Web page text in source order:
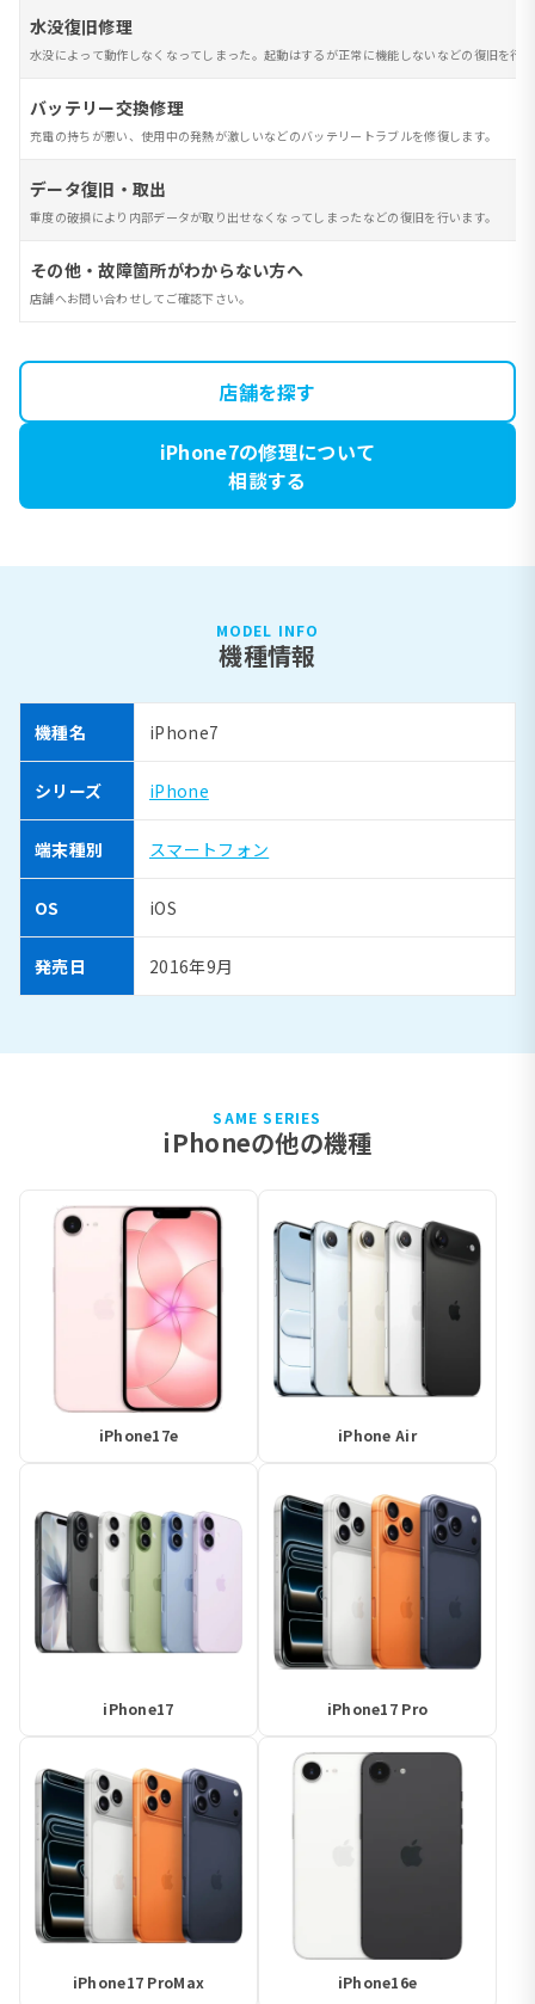
水没復旧修理
水没によって動作しなくなってしまった。起動はするが正常に機能しないなどの復旧を行
バッテリー交換修理
充電の持ちが悪い、使用中の発熱が激しいなどのバッテリートラブルを修復します。
データ復旧・取出
重度の破損により内部データが取り出せなくなってしまったなどの復旧を行います。
その他・故障箇所がわからない方へ
店舗へお問い合わせしてご確認下さい。
店舗を探す
iPhone7の修理について
相談する
MODEL INFO
機種情報
機種名 iPhone7
シリーズ iPhone
端末種別 スマートフォン
OS iOS
発売日 2016年9月
SAME SERIES
iPhoneの他の機種
iPhone17e iPhone Air
iPhone17 iPhone17 Pro
iPhone17 ProMax iPhone16e